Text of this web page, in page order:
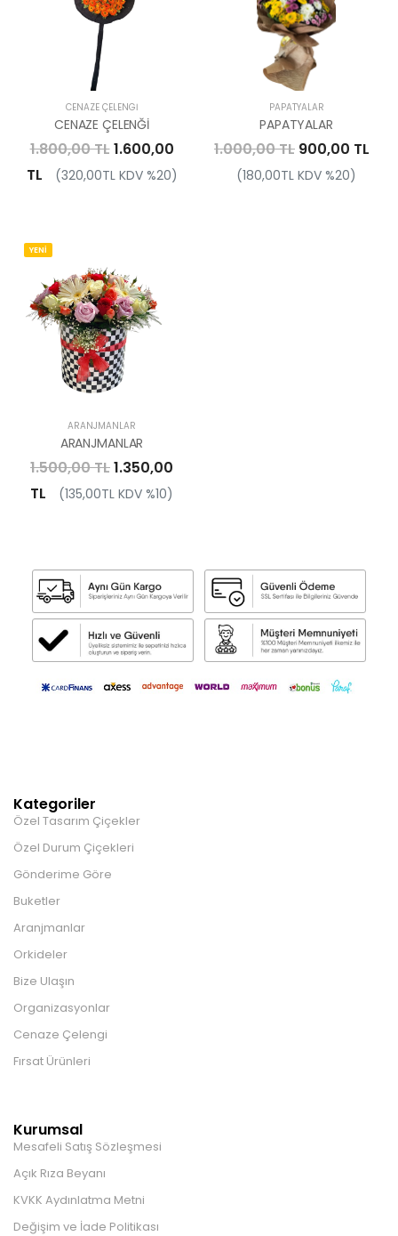
CENAZE ÇELENGI
CENAZE ÇELENĞİ
1.800,00 TL1.600,00
TL
(320,00TL KDV %20)
PAPATYALAR
PAPATYALAR
1.000,00 TL 900,00 TL
(180,00TL KDV %20)
YENİ
ARANJMANLAR
ARANJMANLAR
1.500,00 TL1.350,00
TL
(135,00TL KDV %10)
Kategoriler
Özel Tasarım Çiçekler
Özel Durum Çiçekleri
Gönderime Göre
Buketler
Aranjmanlar
Orkideler
Bize Ulaşın
Organizasyonlar
Cenaze Çelengi
Fırsat Ürünleri
Kurumsal
Mesafeli Satış Sözleşmesi
Açık Rıza Beyanı
KVKK Aydınlatma Metni
Değişim ve İade Politikası